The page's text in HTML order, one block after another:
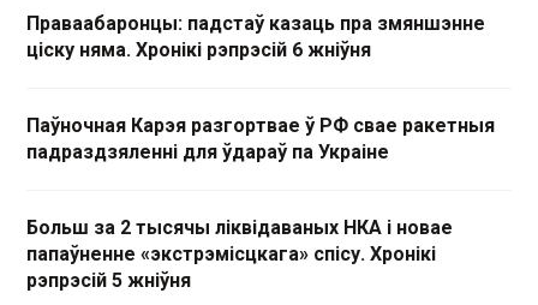
Праваабаронцы: падстаў казаць пра змяншэнне
ціску няма. Хронікі рэпрэсій 6 жніўня
Паўночная Карэя разгортвае ў РФ свае ракетныя
падраздзяленні для ўдараў па Украіне
Больш за 2 тысячы ліквідаваных НКА і новае
папаўненне «экстрэмісцкага» спісу. Хронікі
рэпрэсій 5 жніўня